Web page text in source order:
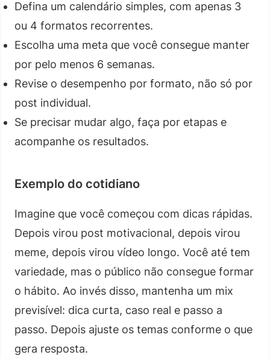
Defina um calendário simples, com apenas 3
ou 4 formatos recorrentes.
Escolha uma meta que você consegue manter
por pelo menos 6 semanas.
Revise o desempenho por formato, não só por
post individual.
Se precisar mudar algo, faça por etapas e
acompanhe os resultados.
Exemplo do cotidiano
Imagine que você começou com dicas rápidas.
Depois virou post motivacional, depois virou
meme, depois virou vídeo longo. Você até tem
variedade, mas o público não consegue formar
o hábito. Ao invés disso, mantenha um mix
previsível: dica curta, caso real e passo a
passo. Depois ajuste os temas conforme o que
gera resposta.